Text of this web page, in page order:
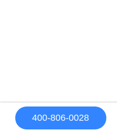
400-806-0028